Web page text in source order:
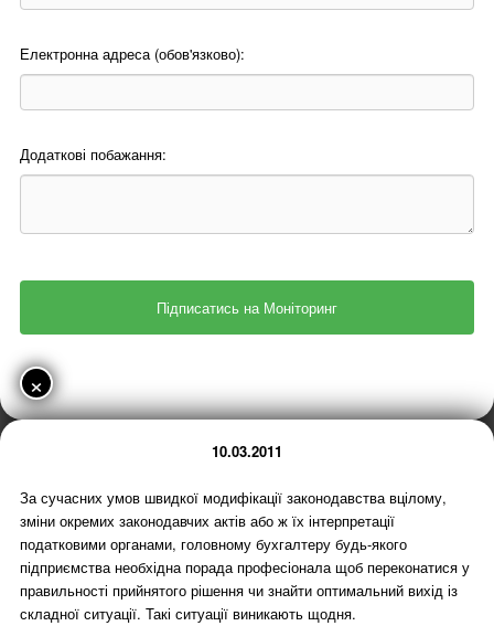
Електронна адреса (обов'язково):
Додаткові побажання:
×
10.03.2011
За сучасних умов швидкої модифікації законодавства вцілому,
зміни окремих законодавчих актів або ж їх інтерпретації
податковими органами, головному бухгалтеру будь-якого
підприємства необхідна порада професіонала щоб переконатися у
правильності прийнятого рішення чи знайти оптимальний вихід із
складної ситуації. Такі ситуації виникають щодня.